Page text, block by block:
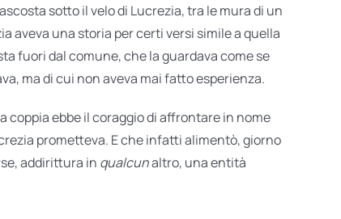
sotto il velo di Lucrezia, tra le mura di un
aveva una storia per certi versi simile a quella
fuori dal comune, che la guardava come se
ma di cui non aveva mai fatto esperienza.
coppia ebbe il coraggio di affrontare in nome
prometteva. E che infatti alimentò, giorno
addirittura in qualcunaltro, una entità